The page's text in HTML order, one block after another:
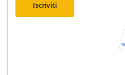
Iscriviti